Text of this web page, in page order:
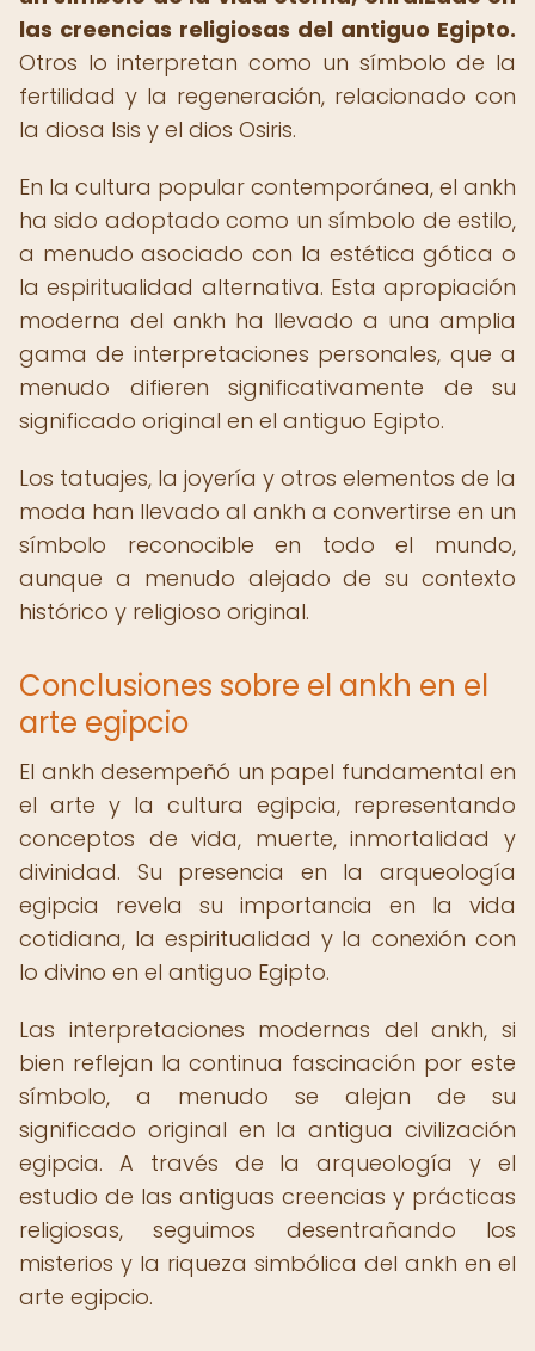
las creencias religiosas del antiguo Egipto.
Otros lo interpretan como un símbolo de la
fertilidad y la regeneración, relacionado con
la diosa Isis y el dios Osiris.
En la cultura popular contemporánea, el ankh
ha sido adoptado como un símbolo de estilo,
a menudo asociado con la estética gótica o
la espiritualidad alternativa. Esta apropiación
moderna del ankh ha llevado a una amplia
gama de interpretaciones personales, que a
menudo difieren significativamente de su
significado original en el antiguo Egipto.
Los tatuajes, la joyería y otros elementos de la
moda han llevado al ankh a convertirse en un
símbolo reconocible en todo el mundo,
aunque a menudo alejado de su contexto
histórico y religioso original.
Conclusiones sobre el ankh en el
arte egipcio
El ankh desempeñó un papel fundamental en
el arte y la cultura egipcia, representando
conceptos de vida, muerte, inmortalidad y
divinidad. Su presencia en la arqueología
egipcia revela su importancia en la vida
cotidiana, la espiritualidad y la conexión con
lo divino en el antiguo Egipto.
Las interpretaciones modernas del ankh, si
bien reflejan la continua fascinación por este
símbolo, a menudo se alejan de su
significado original en la antigua civilización
egipcia. A través de la arqueología y el
estudio de las antiguas creencias y prácticas
religiosas, seguimos desentrañando los
misterios y la riqueza simbólica del ankh en el
arte egipcio.